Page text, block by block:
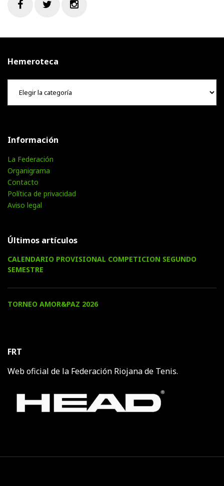
Hemeroteca
Hemeroteca
Información
La Federación
Organigrama
Contacto
Política de privacidad
Aviso legal
Últimos artículos
CALENDARIO PROVISIONAL COMPETICION SEGUNDO
SEMESTRE
TORNEO AMOR&PAZ 2026
FRT
Web oficial de la Federación Riojana de Tenis.